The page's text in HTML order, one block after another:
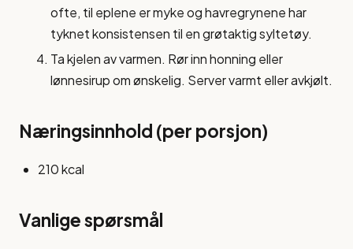
ofte, til eplene er myke og havregrynene har
tyknet konsistensen til en grøtaktig syltetøy.
Ta kjelen av varmen. Rør inn honning eller
lønnesirup om ønskelig. Server varmt eller avkjølt.
Næringsinnhold (per porsjon)
210 kcal
Vanlige spørsmål